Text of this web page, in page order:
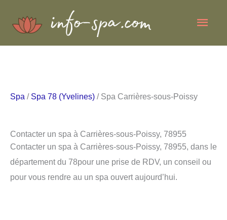
Spa / Spa 78 (Yvelines) / Spa Carrières-sous-Poissy
Contacter un spa à Carrières-sous-Poissy, 78955
Contacter un spa à Carrières-sous-Poissy, 78955, dans le
département du 78pour une prise de RDV, un conseil ou
pour vous rendre au un spa ouvert aujourd’hui.